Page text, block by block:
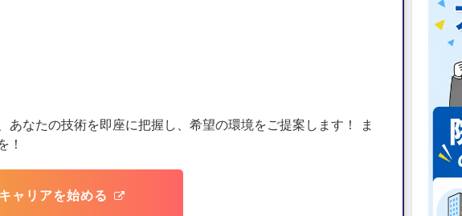
なたの技術を即座に把握し、希望の環境をご提案します！ ま
！
リアを始める